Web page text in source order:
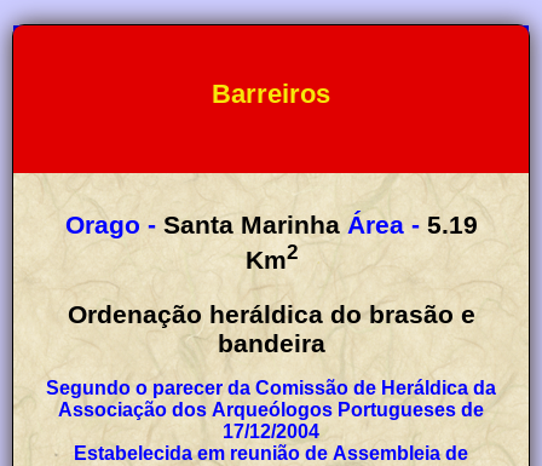
Barreiros
Orago - Santa Marinha Área - 5.19
Km2
Ordenação heráldica do brasão e
bandeira
Segundo o parecer da Comissão de Heráldica da
Associação dos Arqueólogos Portugueses de
17/12/2004
Estabelecida em reunião de Assembleia de